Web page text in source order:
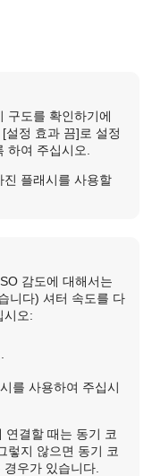
구도를 확인하기에
[설정 효과 끔]로 설정
하여 주십시오.
진 플래시를 사용할
감도에 대해서는
니다) 셔터 속도를 다
시오:
를 사용하여 주십시
연결할 때는 동기 코
렇지 않으면 동기 코
우가 있습니다.